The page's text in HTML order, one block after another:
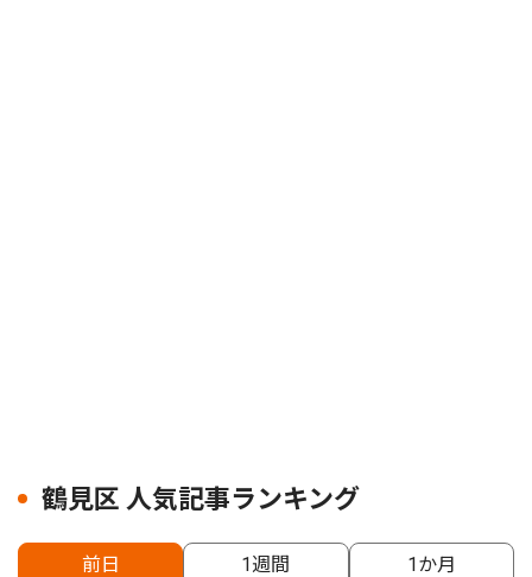
鶴見区 人気記事ランキング
前日 1週間 1か月